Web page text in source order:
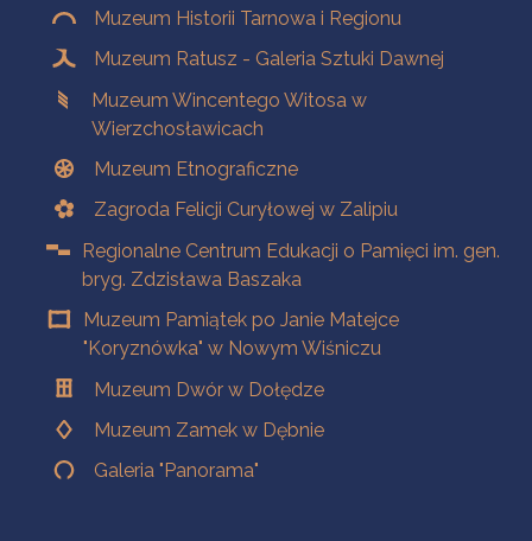
Muzeum Historii Tarnowa i Regionu
Muzeum Ratusz - Galeria Sztuki Dawnej
Muzeum Wincentego Witosa w
Wierzchosławicach
Muzeum Etnograficzne
Zagroda Felicji Curyłowej w Zalipiu
Regionalne Centrum Edukacji o Pamięci im. gen.
bryg. Zdzisława Baszaka
Muzeum Pamiątek po Janie Matejce
"Koryznówka" w Nowym Wiśniczu
Muzeum Dwór w Dołędze
Muzeum Zamek w Dębnie
Galeria "Panorama"